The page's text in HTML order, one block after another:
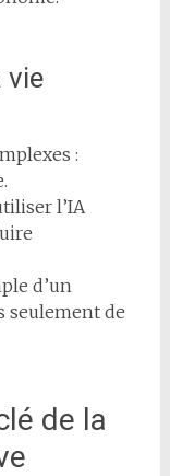
vie
:
l’IA
d’un
seulement de
de la